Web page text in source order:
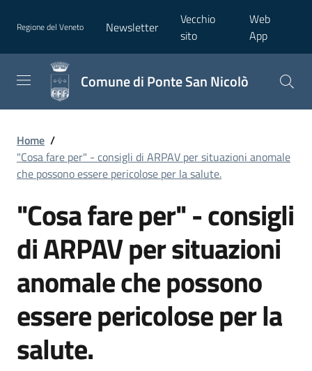
Regione del Veneto Newsletter
Vecchio
sito
Web
App
Comune di Ponte San Nicolò
Home /
"Cosa fare per" - consigli di ARPAV per situazioni anomale
che possono essere pericolose per la salute.
"Cosa fare per" - consigli
di ARPAV per situazioni
anomale che possono
essere pericolose per la
salute.